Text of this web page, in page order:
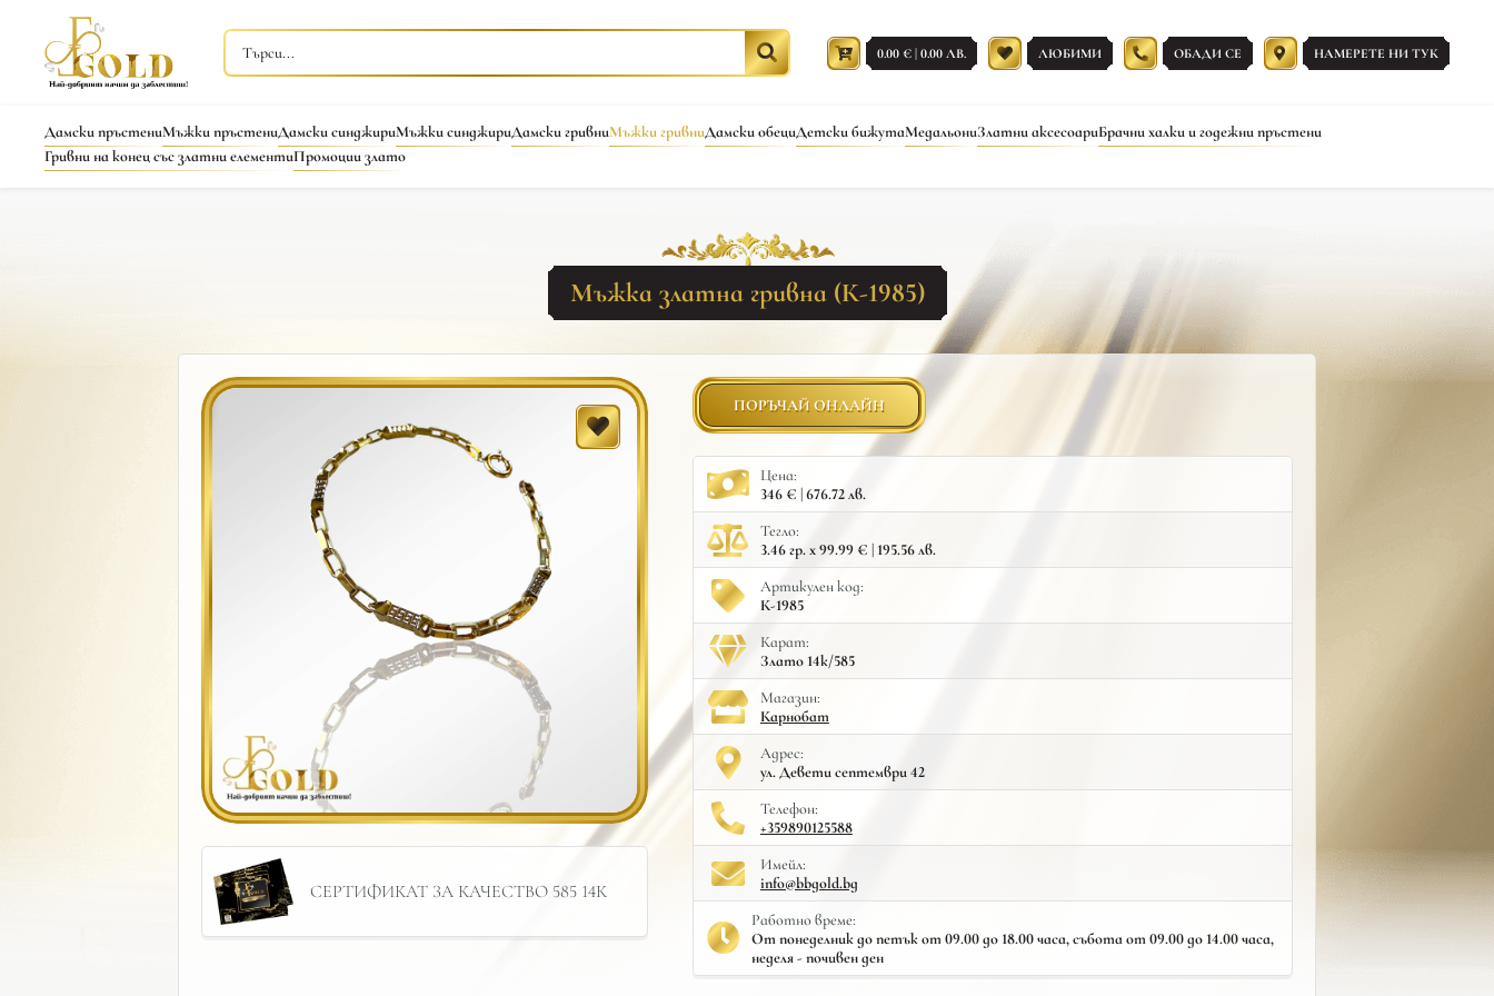
0.00 € | 0.00 ЛВ. ЛЮБИМИ ОБАДИ СЕ НАМЕРЕТЕ НИ ТУК
Дамски пръстениМъжки пръстениДамски синджириМъжки синджириДамски гривниМъжки гривниДамски обециДетски бижутаМедальониЗлатни аксесоариБрачни халки и годежни пръстени
Гривни на конец със златни елементиПромоции злато
Мъжка златна гривна (К-1985)
СЕРТИФИКАТ ЗА КАЧЕСТВО 585 14К
ПОРЪЧАЙ ОНЛАЙН
Цена:
346 € | 676.72 лв.
Тегло:
3.46 гр. x 99.99 € | 195.56 лв.
Артикулен код:
К-1985
Карат:
Злато 14к/585
Mагазин:
Карнобат
Адрес:
ул. Девети септември 42
Телефон:
+359890125588
Имейл:
info@bbgold.bg
Работно време:
От понеделник до петък от 09.00 до 18.00 часа, събота от 09.00 до 14.00 часа,
неделя - почивен ден